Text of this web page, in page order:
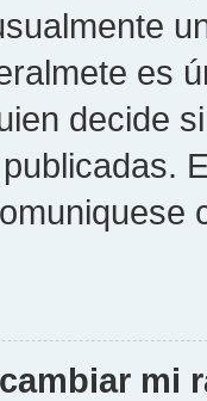
es
decide
mi